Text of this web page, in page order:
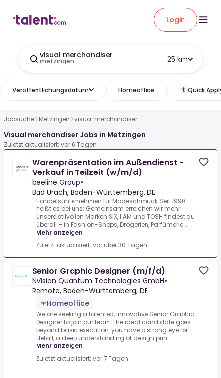
Login
visual merchandiser
metzingen 25 km
Veröffentlichungsdatum Homeoffice Quick
Jobsuche Metzingen visual merchandiser
Visual merchandiser Jobs in Metzingen
Zuletzt aktualisiert: vor 6 Tagen
Warenpräsentation im Außendienst -
Verkauf in Teilzeit (w/m/d)
beeline Group•
Bad Urach, Baden-Württemberg, DE
Handelsunternehmen für Modeschmuck.Seit 1990
heißt es bei uns: Gemeinsam erreichen wir mehr!
Unsere stilvollen Marken SIX, I AM und TOSH findest du
überall – in Fashion-Shops, Drogerien, Parfümerie...
Mehr anzeigen
Zuletzt aktualisiert: vor über 30 Tagen
Senior Graphic Designer (m/f/d)
NVision Quantum Technologies GmbH•
Remote, Baden-Württemberg, DE
Homeoffice
We are seeking a talented, innovative Senior Graphic
Designer to join our team.The ideal candidate goes
beyond basic execution: you have a strong eye for
detail, a deep understanding of design prin...
Mehr anzeigen
Zuletzt aktualisiert: vor 7 Tagen